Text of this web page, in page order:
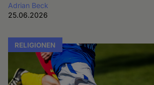
Adrian Beck
25.06.2026
RELIGIONEN